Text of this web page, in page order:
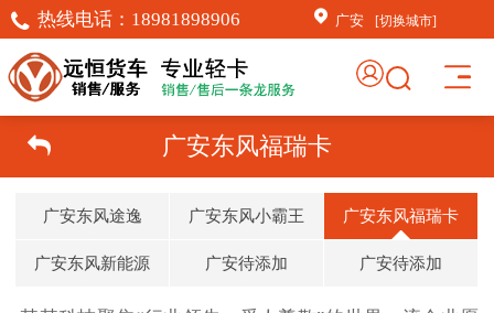
热线电话： 18981898906 广安 [切换城市]
广安东风福瑞卡
广安东风途逸 广安东风小霸王 广安东风福瑞卡
广安东风新能源 广安待添加 广安待添加